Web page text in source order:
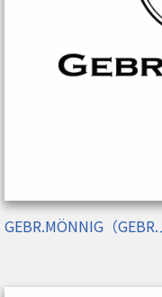
GEBR.MÖNNIG（